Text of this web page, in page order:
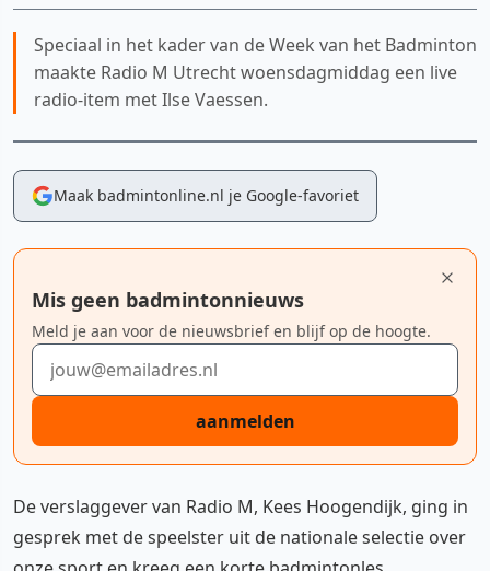
Speciaal in het kader van de Week van het Badminton
maakte Radio M Utrecht woensdagmiddag een live
radio-item met Ilse Vaessen.
Maak badmintonline.nl je Google-favoriet
Mis geen badmintonnieuws
Meld je aan voor de nieuwsbrief en blijf op de hoogte.
E-mailadres
aanmelden
De verslaggever van Radio M, Kees Hoogendijk, ging in
gesprek met de speelster uit de nationale selectie over